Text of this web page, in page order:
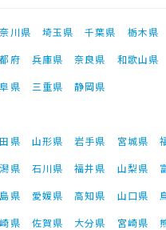
川県 埼玉県 千葉県 栃木県
府 兵庫県 奈良県 和歌山県
県 三重県
静岡県
県 山形県 岩手県 宮城県
県 石川県 福井県 山梨県
県 愛媛県 高知県 山口県
県 佐賀県 大分県 宮崎県